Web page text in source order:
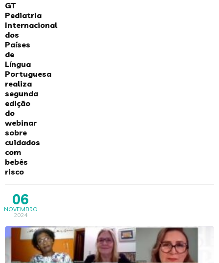
GT
Pediatria
Internacional
dos
Países
de
Língua
Portuguesa
realiza
segunda
edição
do
webinar
sobre
cuidados
com
bebês
risco
06
NOVEMBRO
2024